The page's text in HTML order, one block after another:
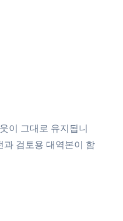
이 그대로 유지됩니
과 검토용 대역본이 함